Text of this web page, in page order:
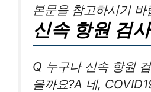
본문을 참고하시기 바
신속 항원 검
Q 누구나 신속 항원
을까요?A 네,